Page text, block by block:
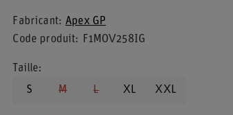
Fabricant
Apex GP
Code produit
F1MOV258IG
Taille
S
M L XL XXL